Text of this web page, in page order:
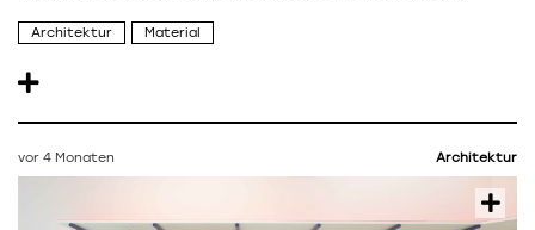
Architektur Material
vor 4 Monaten Architektur